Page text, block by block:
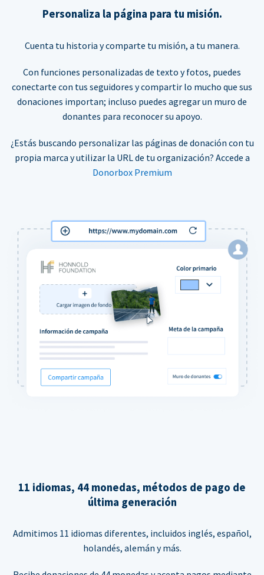
Personaliza la página para tu misión.
Cuenta tu historia y comparte tu misión, a tu manera.
Con funciones personalizadas de texto y fotos, puedes
conectarte con tus seguidores y compartir lo mucho que sus
donaciones importan; incluso puedes agregar un muro de
donantes para reconocer su apoyo.
¿Estás buscando personalizar las páginas de donación con tu
propia marca y utilizar la URL de tu organización? Accede a
Donorbox Premium
11 idiomas, 44 monedas, métodos de pago de
última generación
Admitimos 11 idiomas diferentes, incluidos inglés, español,
holandés, alemán y más.